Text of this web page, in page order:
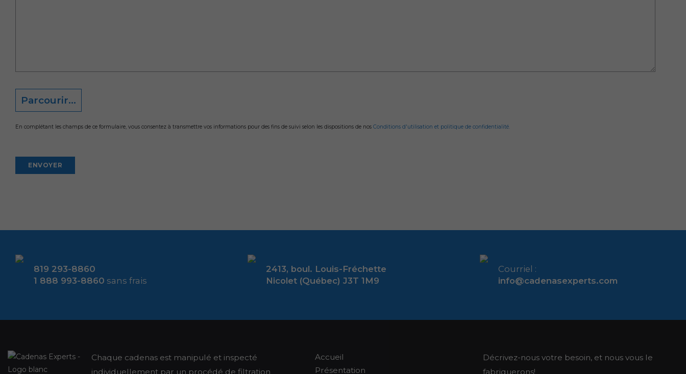
Parcourir...
En complétant les champs de ce formulaire, vous consentez à transmettre vos informations pour des fins de suivi selon les dispositions de nos Conditions d'utilisation et politique de confidentialité.
819 293-8860
1 888 993-8860 sans frais
2413, boul. Louis-Fréchette
Nicolet (Québec) J3T 1M9
Courriel :
info@cadenasexperts.com
Chaque cadenas est manipulé et inspecté
individuellement par un procédé de filtration
Accueil
Présentation
Décrivez-nous votre besoin, et nous vous le
fabriquerons!